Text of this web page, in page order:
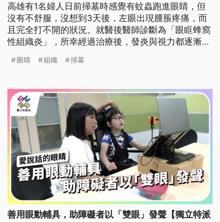
高雄有1名婦人日前掃墓時感覺有蚊蟲跑進眼睛，但
沒有不舒服，沒想到3天後，左眼出現腫脹疼痛，而
且完全打不開的狀況。就醫後醫師診斷為「眼眶蜂窩
性組織炎」，所幸經過治療後，發炎與視力都逐漸獲
眼睛 組織 掃墓
善用眼動輔具，助障礙者以「雙眼」發聲【獨立特派